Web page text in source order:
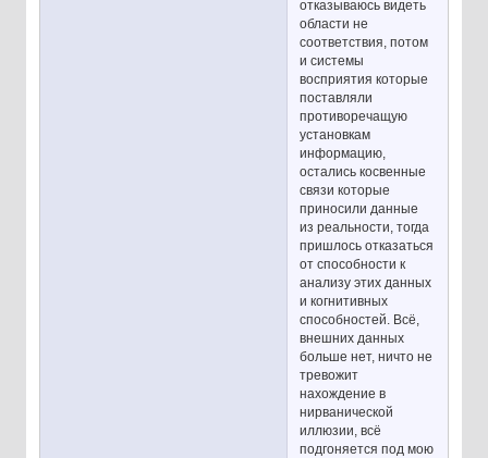
отказываюсь видеть
области не
соответствия, потом
и системы
восприятия которые
поставляли
противоречащую
установкам
информацию,
остались косвенные
связи которые
приносили данные
из реальности, тогда
пришлось отказаться
от способности к
анализу этих данных
и когнитивных
способностей. Всё,
внешних данных
больше нет, ничто не
тревожит
нахождение в
нирванической
иллюзии, всё
подгоняется под мою